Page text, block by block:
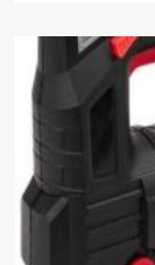
FUBAG
CT
(Цены)